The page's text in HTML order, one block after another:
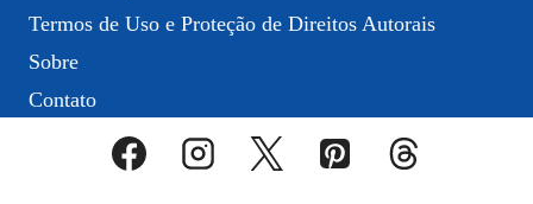
Termos de Uso e Proteção de Direitos Autorais
Sobre
Contato